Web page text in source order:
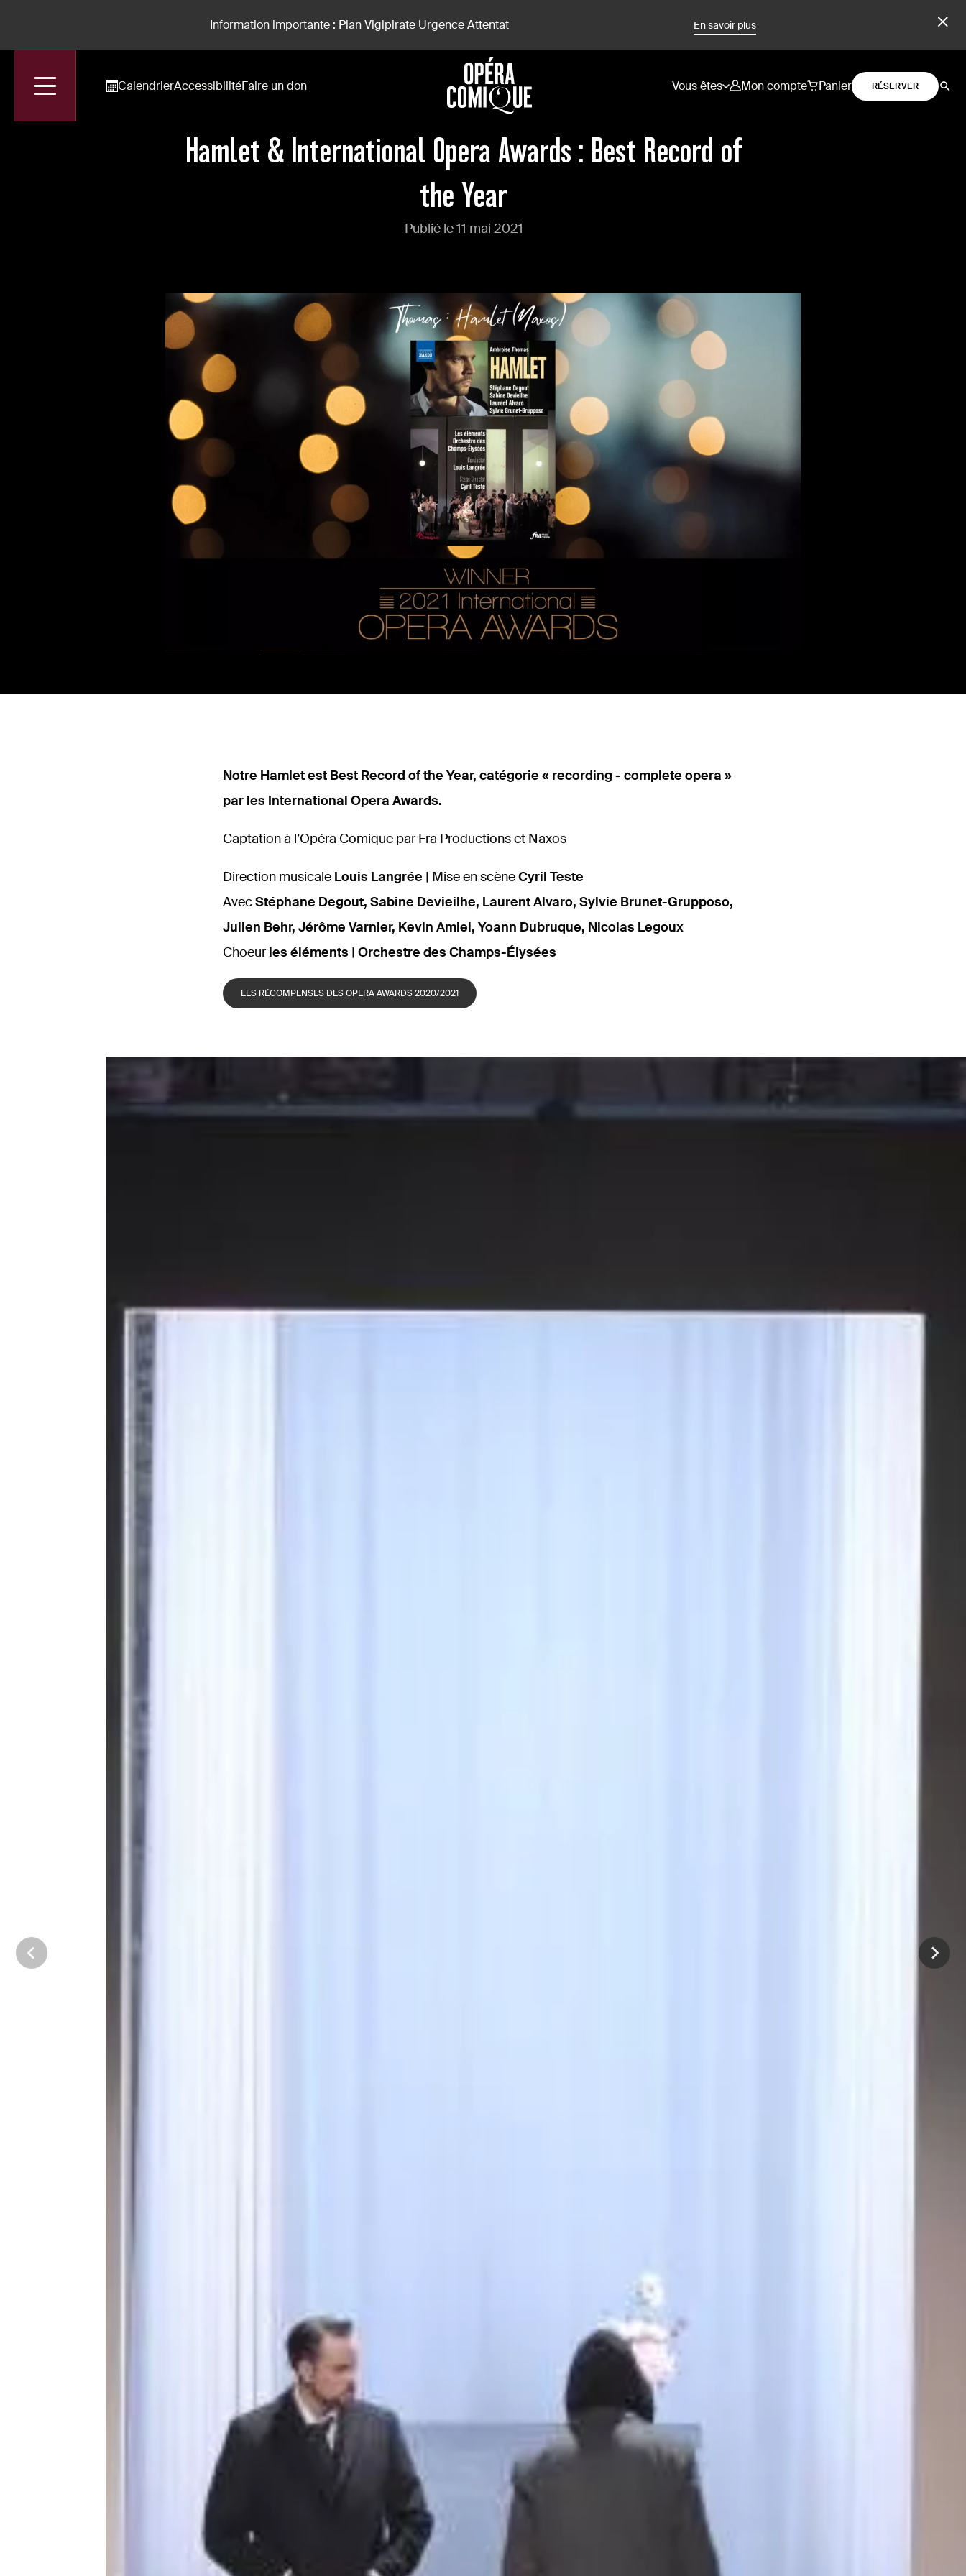
Information importante : Plan Vigipirate Urgence Attentat En savoir plus
CalendrierAccessibilitéFaire un don Vous êtes Mon compte Panier
RÉSERVER
Hamlet & International Opera Awards : Best Record of
the Year
Publié le 11 mai 2021
Notre Hamlet est Best Record of the Year, catégorie « recording - complete opera »
par les International Opera Awards.
Captation à l’Opéra Comique par Fra Productions et Naxos
Direction musicale Louis Langrée | Mise en scèneCyril Teste
AvecStéphane Degout, Sabine Devieilhe, Laurent Alvaro, Sylvie Brunet-Grupposo,
Julien Behr, Jérôme Varnier, Kevin Amiel, Yoann Dubruque, Nicolas Legoux
Choeurles éléments | Orchestre des Champs-Élysées
LES RÉCOMPENSES DES OPERA AWARDS 2020/2021